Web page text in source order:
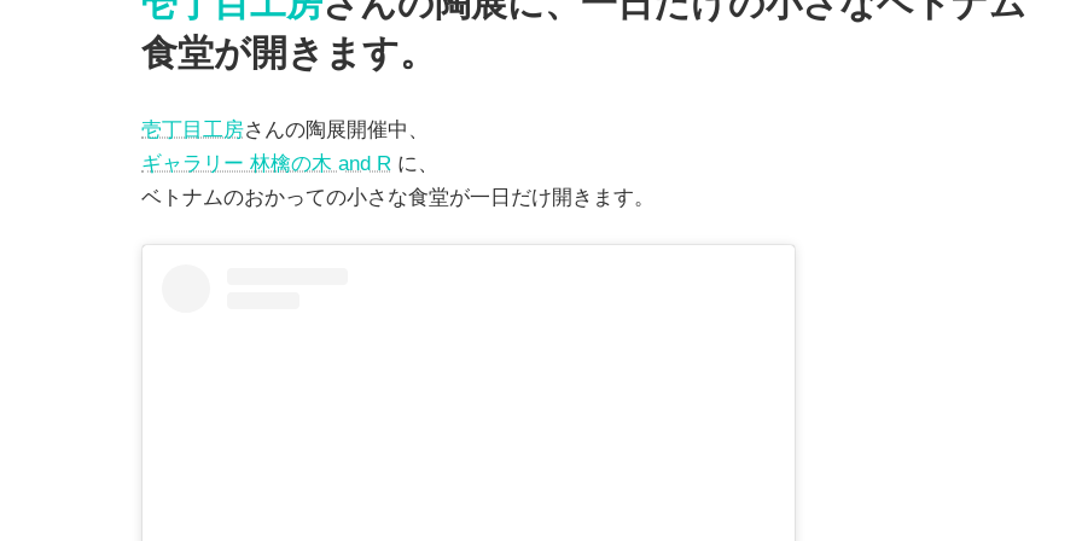
食堂が開きます。
壱丁目工房さんの陶展開催中、
ギャラリー 林檎の木 and R に、
ベトナムのおかっての小さな食堂が一日だけ開きます。